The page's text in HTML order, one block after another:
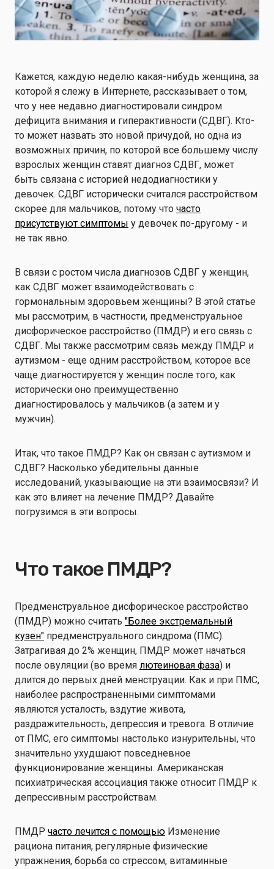
Кажется, каждую неделю какая-нибудь женщина, за
которой я слежу в Интернете, рассказывает о том,
что у нее недавно диагностировали синдром
дефицита внимания и гиперактивности (СДВГ). Кто-
то может назвать это новой причудой, но одна из
возможных причин, по которой все большему числу
взрослых женщин ставят диагноз СДВГ, может
быть связана с историей недодиагностики у
девочек. СДВГ исторически считался расстройством
скорее для мальчиков, потому что часто
присутствуют симптомы у девочек по-другому - и
не так явно.
В связи с ростом числа диагнозов СДВГ у женщин,
как СДВГ может взаимодействовать с
гормональным здоровьем женщины? В этой статье
мы рассмотрим, в частности, предменструальное
дисфорическое расстройство (ПМДР) и его связь с
СДВГ. Мы также рассмотрим связь между ПМДР и
аутизмом - еще одним расстройством, которое все
чаще диагностируется у женщин после того, как
исторически оно преимущественно
диагностировалось у мальчиков (а затем и у
мужчин).
Итак, что такое ПМДР? Как он связан с аутизмом и
СДВГ? Насколько убедительны данные
исследований, указывающие на эти взаимосвязи? И
как это влияет на лечение ПМДР? Давайте
погрузимся в эти вопросы.
Что такое ПМДР?
Предменструальное дисфорическое расстройство
(ПМДР) можно считать "Более экстремальный
кузен" предменструального синдрома (ПМС).
Затрагивая до 2% женщин, ПМДР может начаться
после овуляции (во время лютеиновая фаза) и
длится до первых дней менструации. Как и при ПМС,
наиболее распространенными симптомами
являются усталость, вздутие живота,
раздражительность, депрессия и тревога. В отличие
от ПМС, его симптомы настолько изнурительны, что
значительно ухудшают повседневное
функционирование женщины. Американская
психиатрическая ассоциация также относит ПМДР к
депрессивным расстройствам.
ПМДР часто лечится с помощью Изменение
рациона питания, регулярные физические
упражнения, борьба со стрессом, витаминные